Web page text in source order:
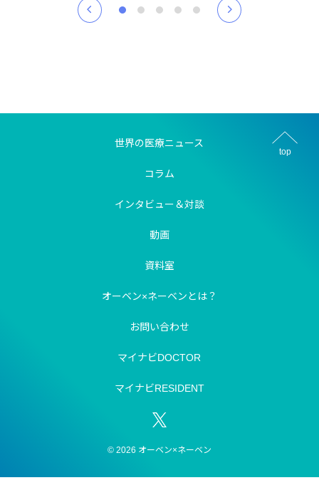
top
世界の医療ニュース
コラム
インタビュー＆対談
動画
資料室
オーベン×ネーベンとは？
お問い合わせ
マイナビDOCTOR
マイナビRESIDENT
© 2026 オーベン×ネーベン